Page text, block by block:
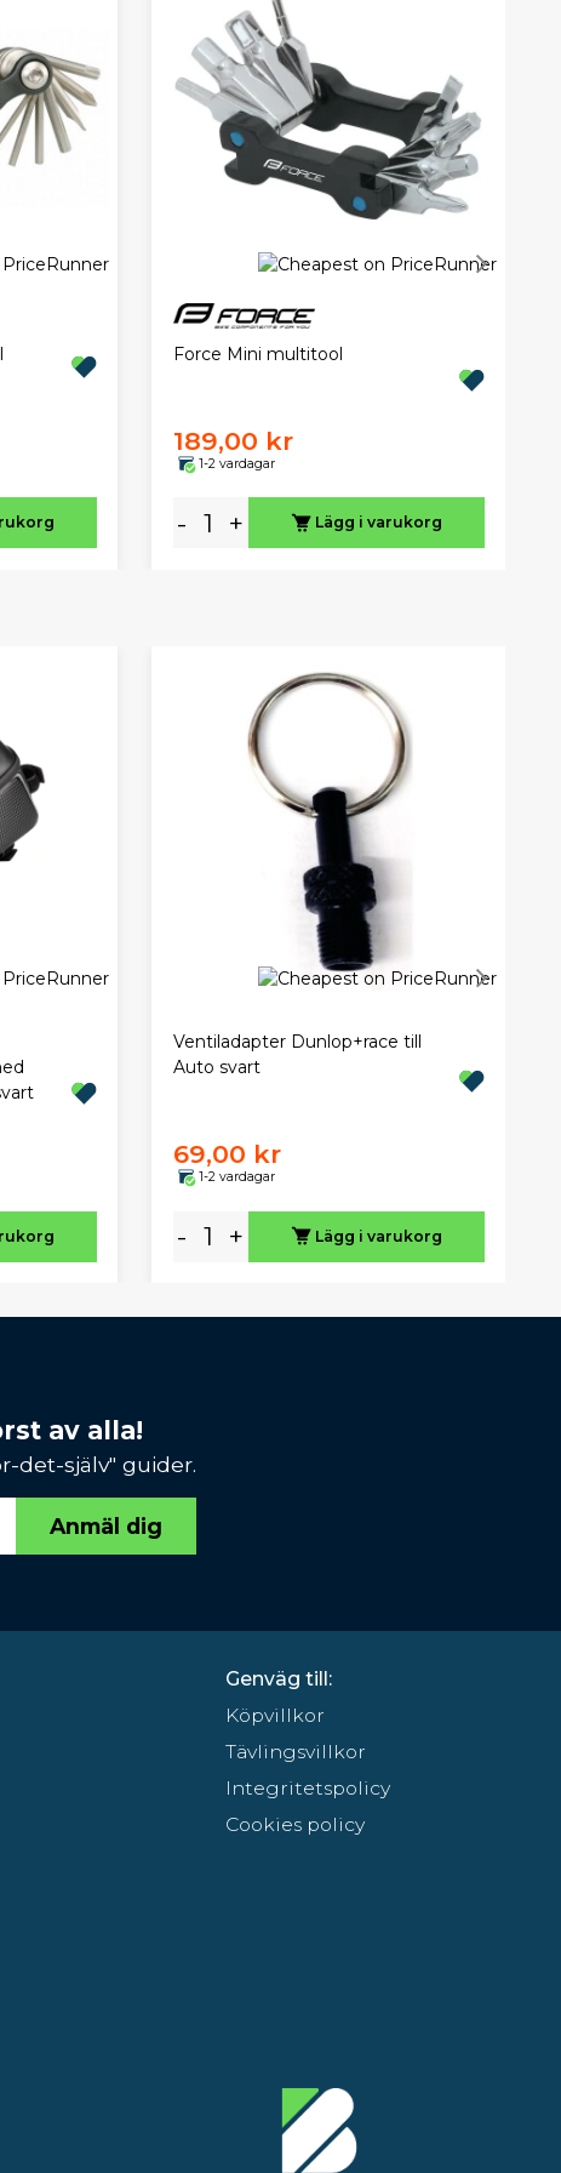
Force Mini multitool
189,00 kr
1-2 vardagar
- + Lägg i varukorg
Ventiladapter Dunlop+race till
Auto svart
69,00 kr
1-2 vardagar
- + Lägg i varukorg
av alla!
det-själv" guider.
Anmäl dig
Genväg till:
Köpvillkor
Tävlingsvillkor
Integritetspolicy
Cookies policy